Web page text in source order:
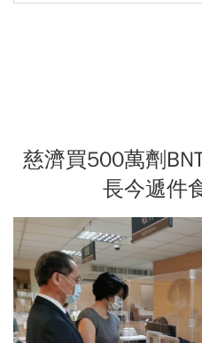
慈濟買500萬劑
長今遞件